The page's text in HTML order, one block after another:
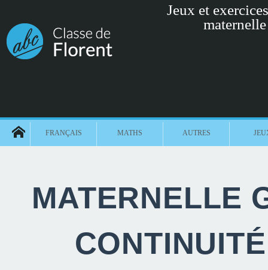
Jeux et
FRANÇAIS MATHS AUTRES
MATERNELLE